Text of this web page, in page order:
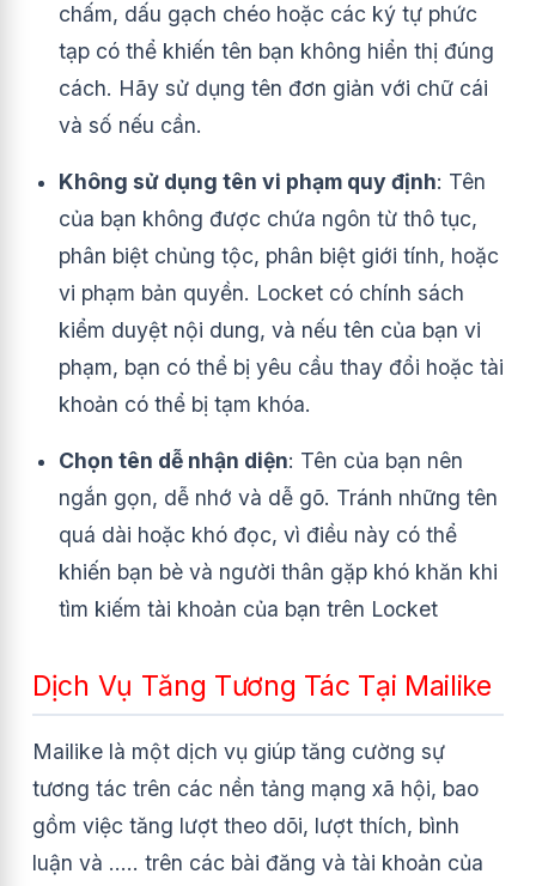
chấm, dấu gạch chéo hoặc các ký tự phức
tạp có thể khiến tên bạn không hiển thị đúng
cách. Hãy sử dụng tên đơn giản với chữ cái
và số nếu cần.
Không sử dụng tên vi phạm quy định: Tên
của bạn không được chứa ngôn từ thô tục,
phân biệt chủng tộc, phân biệt giới tính, hoặc
vi phạm bản quyền. Locket có chính sách
kiểm duyệt nội dung, và nếu tên của bạn vi
phạm, bạn có thể bị yêu cầu thay đổi hoặc tài
khoản có thể bị tạm khóa.
Chọn tên dễ nhận diện: Tên của bạn nên
ngắn gọn, dễ nhớ và dễ gõ. Tránh những tên
quá dài hoặc khó đọc, vì điều này có thể
khiến bạn bè và người thân gặp khó khăn khi
tìm kiếm tài khoản của bạn trên Locket
Dịch Vụ Tăng Tương Tác Tại Mailike
Mailike là một dịch vụ giúp tăng cường sự
tương tác trên các nền tảng mạng xã hội, bao
gồm việc tăng lượt theo dõi, lượt thích, bình
luận và ….. trên các bài đăng và tài khoản của